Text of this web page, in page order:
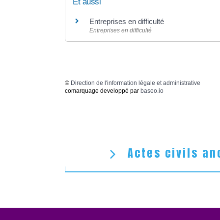
Entreprises en difficulté
Entreprises en difficulté
© Direction de l'information légale et administrative
comarquage developpé par baseo.io
Actes civils